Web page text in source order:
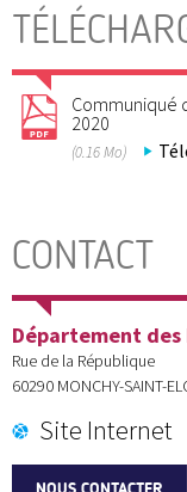
Communiqué
2020
(0.16 Mo)
CONTACT
Département
Rue de la République
60290 MONCHY-SAINT-
Site Internet